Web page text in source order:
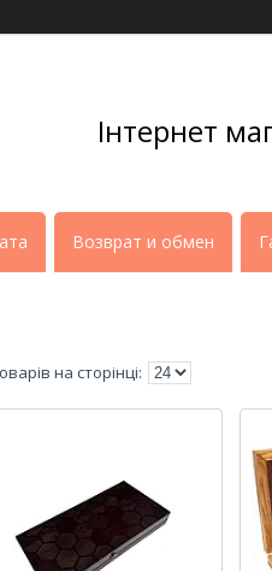
Інтернет
Возврат и обмен